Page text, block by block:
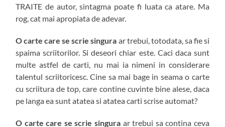
TRAITE de autor, sintagma poate fi luata ca atare. Ma
rog, cat mai apropiata de adevar.
O carte care se scrie singura ar trebui, totodata, sa fie si
spaima scriitorilor. Si deseori chiar este. Caci daca sunt
multe astfel de carti, nu mai ia nimeni in considerare
talentul scriitoricesc. Cine sa mai bage in seama o carte
cu scriitura de top, care contine cuvinte bine alese, daca
pe langa ea sunt atatea si atatea carti scrise automat?
O carte care se scrie singura ar trebui sa contina ceva